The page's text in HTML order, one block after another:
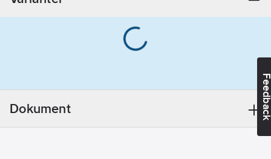
Datum:2024-11-
Informationsplikt:
Dokument